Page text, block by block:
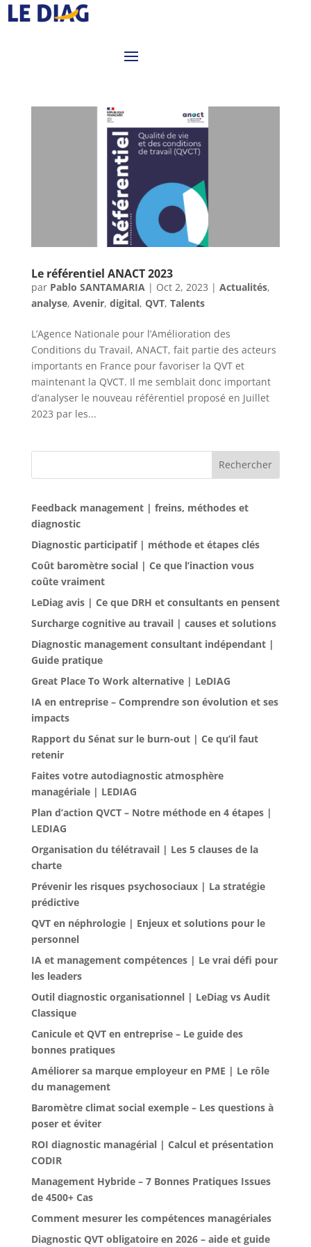
Le référentiel ANACT 2023
par Pablo SANTAMARIA | Oct 2, 2023 | Actualités,
analyse, Avenir, digital, QVT, Talents
L’Agence Nationale pour l’Amélioration des
Conditions du Travail, ANACT, fait partie des acteurs
importants en France pour favoriser la QVT et
maintenant la QVCT. Il me semblait donc important
d’analyser le nouveau référentiel proposé en Juillet
2023 par les...
Rechercher
Feedback management | freins, méthodes et
diagnostic
Diagnostic participatif | méthode et étapes clés
Coût baromètre social | Ce que l’inaction vous
coûte vraiment
LeDiag avis | Ce que DRH et consultants en pensent
Surcharge cognitive au travail | causes et solutions
Diagnostic management consultant indépendant |
Guide pratique
Great Place To Work alternative | LeDIAG
IA en entreprise – Comprendre son évolution et ses
impacts
Rapport du Sénat sur le burn-out | Ce qu’il faut
retenir
Faites votre autodiagnostic atmosphère
managériale | LEDIAG
Plan d’action QVCT – Notre méthode en 4 étapes |
LEDIAG
Organisation du télétravail | Les 5 clauses de la
charte
Prévenir les risques psychosociaux | La stratégie
prédictive
QVT en néphrologie | Enjeux et solutions pour le
personnel
IA et management compétences | Le vrai défi pour
les leaders
Outil diagnostic organisationnel | LeDiag vs Audit
Classique
Canicule et QVT en entreprise – Le guide des
bonnes pratiques
Améliorer sa marque employeur en PME | Le rôle
du management
Baromètre climat social exemple – Les questions à
poser et éviter
ROI diagnostic managérial | Calcul et présentation
CODIR
Management Hybride – 7 Bonnes Pratiques Issues
de 4500+ Cas
Comment mesurer les compétences managériales
Diagnostic QVT obligatoire en 2026 – aide et guide